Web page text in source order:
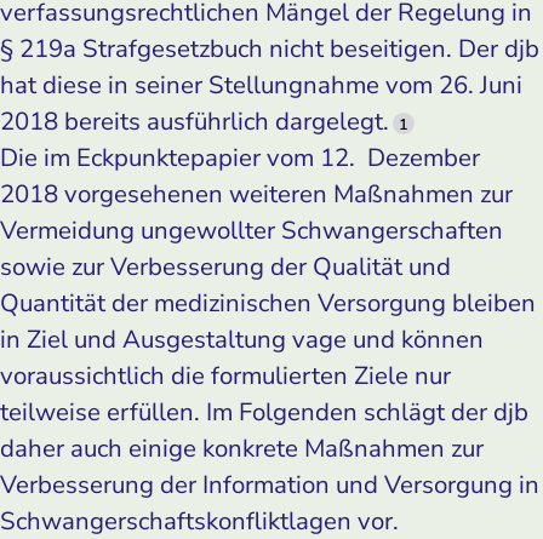
verfassungsrechtlichen Mängel der Regelung in
§ 219a Strafgesetzbuch nicht beseitigen. Der djb
hat diese in seiner Stellungnahme vom 26. Juni
2018 bereits ausführlich dargelegt. 1
Die im Eckpunktepapier vom 12. Dezember
2018 vorgesehenen weiteren Maßnahmen zur
Vermeidung ungewollter Schwangerschaften
sowie zur Verbesserung der Qualität und
Quantität der medizinischen Versorgung bleiben
in Ziel und Ausgestaltung vage und können
voraussichtlich die formulierten Ziele nur
teilweise erfüllen. Im Folgenden schlägt der djb
daher auch einige konkrete Maßnahmen zur
Verbesserung der Information und Versorgung in
Schwangerschaftskonfliktlagen vor.